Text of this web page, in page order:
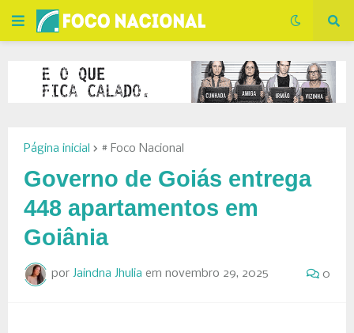
Página inicial # Foco Nacional
Governo de Goiás entrega
448 apartamentos em
Goiânia
por Jaindna Jhulia em novembro 29, 2025 0